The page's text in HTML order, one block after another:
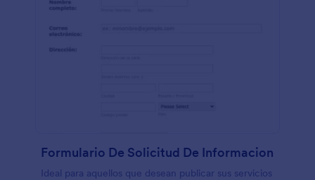
Formulario De Solicitud De Informacion
Ideal para aquellos que desean publicar sus servicios